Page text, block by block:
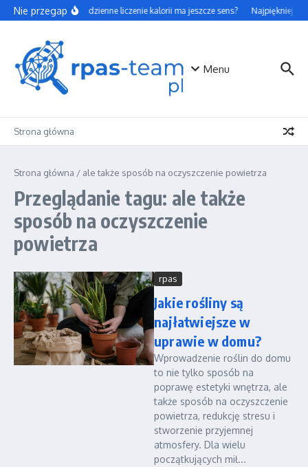
Przejdź do treści
Nie przegapCzy codzienne liczenie kalorii ma jeszcze sens?
Menu
Strona główna
Strona główna / ale także sposób na oczyszczenie powietrza
Przeglądanie tagu: ale także
sposób na oczyszczenie
powietrza
rpas
Jakie rośliny są
najłatwiejsze w
uprawie w domu?
Wprowadzenie roślin do domu
to nie tylko sposób na
poprawę estetyki wnętrza, ale
także sposób na oczyszczenie
powietrza, redukcję stresu i
stworzenie przyjemnej
atmosfery. Dla wielu
początkujących mił...